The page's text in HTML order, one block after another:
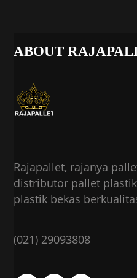
ABOUT
Rajapallet, rajanya
distributor pallet
plastik bekas
(021) 29093808